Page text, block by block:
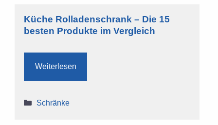
Küche Rolladenschrank – Die 15
besten Produkte im Vergleich
Weiterlesen
Kategorien
Schränke